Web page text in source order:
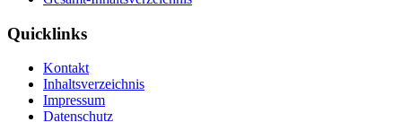
Quicklinks
Kontakt
Inhaltsverzeichnis
Impressum
Datenschutz